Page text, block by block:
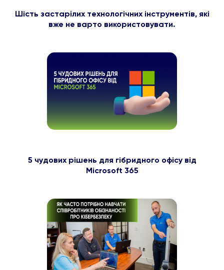
Шість застарілих технологічних інструментів, які
вже не варто використовувати.
5 чудових рішень для гібридного офісу від
Microsoft 365